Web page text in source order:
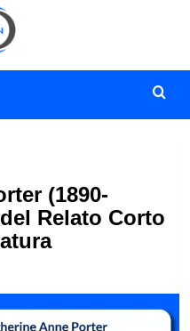
(1890-
Relato Corto